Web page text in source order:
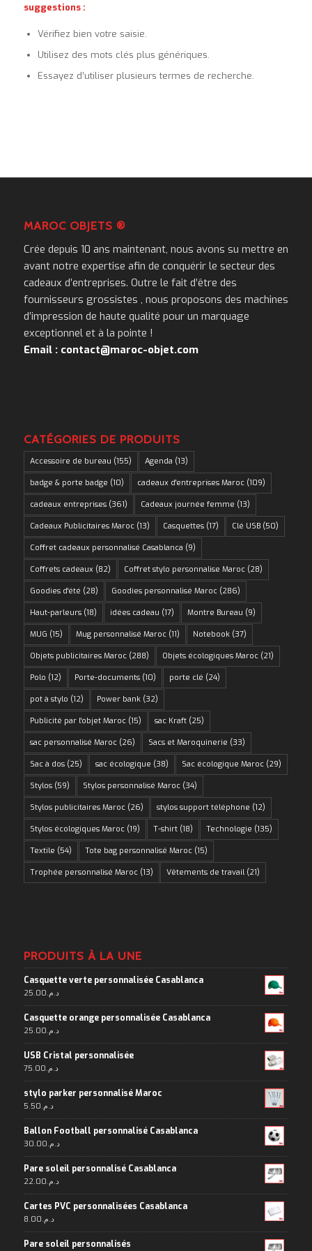
suggestions :
Vérifiez bien votre saisie.
Utilisez des mots clés plus génériques.
Essayez d’utiliser plusieurs termes de recherche.
MAROC OBJETS ®
Crée depuis 10 ans maintenant, nous avons su mettre en
avant notre expertise afin de conquérir le secteur des
cadeaux d’entreprises. Outre le fait d’être des
fournisseurs grossistes , nous proposons des machines
d’impression de haute qualité pour un marquage
exceptionnel et à la pointe !
Email : contact@maroc-objet.com
CATÉGORIES DE PRODUITS
Accessoire de bureau (155) Agenda (13)
badge & porte badge (10) cadeaux d'entreprises Maroc(109)
cadeaux entreprises(361) Cadeaux journée femme (13)
Cadeaux Publicitaires Maroc(13) Casquettes(17) Clé USB(50)
Coffret cadeaux personnalisé Casablanca (9)
Coffrets cadeaux (82) Coffret stylo personnalise Maroc(28)
Goodies d'été (28) Goodies personnalisé Maroc(286)
Haut-parleurs(18) idées cadeau (17) Montre Bureau (9)
MUG (15) Mug personnalisé Maroc(11) Notebook(37)
Objets publicitaires Maroc(288) Objets écologiques Maroc(21)
Polo (12) Porte-documents(10) porte clé (24)
pot à stylo (12) Power bank(32)
Publicité par l'objet Maroc(15) sac Kraft(25)
sac personnalisé Maroc(26) Sacs et Maroquinerie (33)
Sac à dos(25) sac écologique (38) Sac écologique Maroc(29)
Stylos(59) Stylos personnalisé Maroc(34)
Stylos publicitaires Maroc(26) stylos support téléphone (12)
Stylos écologiques Maroc(19) T-shirt(18) Technologie (135)
Textile (54) Tote bag personnalisé Maroc(15)
Trophée personnalisé Maroc(13) Vêtements de travail(21)
PRODUITS À LA UNE
Casquette verte personnalisée Casablanca
د.م.25.00
Casquette orange personnalisée Casablanca
د.م.25.00
USB Cristal personnalisée
د.م.75.00
stylo parker personnalisé Maroc
د.م.5.50
Ballon Football personnalisé Casablanca
د.م.30.00
Pare soleil personnalisé Casablanca
د.م.22.00
Cartes PVC personnalisées Casablanca
د.م.8.00
Pare soleil personnalisés